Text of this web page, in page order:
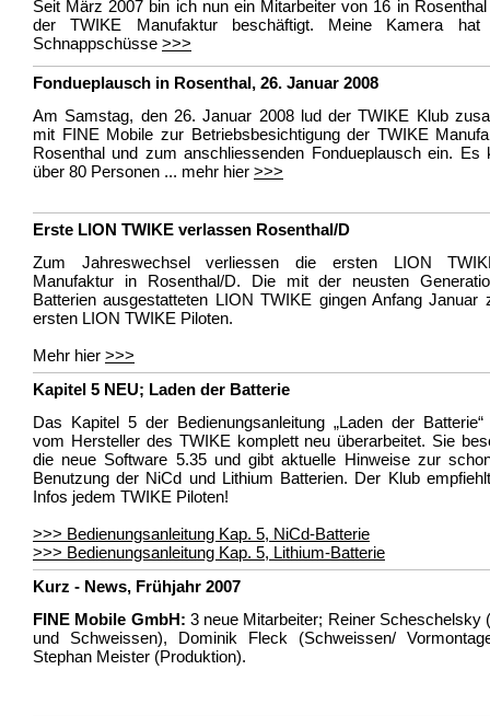
Seit März 2007 bin ich nun ein Mitarbeiter von 16 in
der TWIKE Manufaktur beschäftigt. Meine Kamera hat
Schnappschüsse >>>
Fondueplausch in Rosenthal, 26. Januar 2008
Am Samstag, den 26. Januar 2008 lud der TWIKE Klub
mit FINE Mobile zur Betriebsbesichtigung der TWIKE
Rosenthal und zum anschliessenden Fondueplausch ein. Es
über 80 Personen ... mehr hier >>>
Erste LION TWIKE verlassen Rosenthal/D
Zum Jahreswechsel verliessen die ersten LION
Manufaktur in Rosenthal/D. Die mit der neusten
Batterien ausgestatteten LION TWIKE gingen Anfang Januar
ersten LION TWIKE Piloten.
Mehr hier >>>
Kapitel 5 NEU; Laden der Batterie
Das Kapitel 5 der Bedienungsanleitung „Laden der Batterie“
vom Hersteller des TWIKE komplett neu überarbeitet. Sie
die neue Software 5.35 und gibt aktuelle Hinweise zur
Benutzung der NiCd und Lithium Batterien. Der Klub
Infos jedem TWIKE Piloten!
>>> Bedienungsanleitung Kap. 5, NiCd-Batterie
>>> Bedienungsanleitung Kap. 5, Lithium-Batterie
Kurz - News, Frühjahr 2007
FINE Mobile GmbH: 3 neue Mitarbeiter; Reiner Scheschelsky
und Schweissen), Dominik Fleck (Schweissen/
Stephan Meister (Produktion).